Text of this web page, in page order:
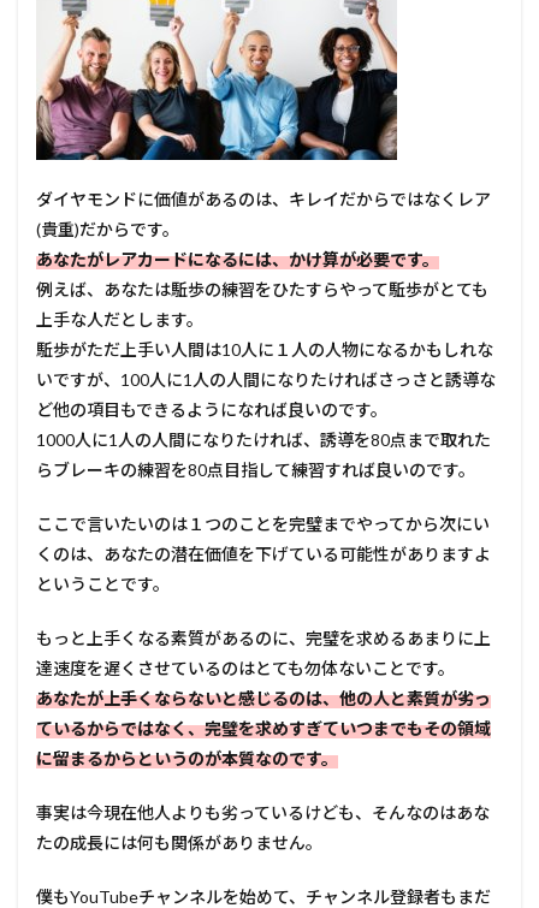
ダイヤモンドに価値があるのは、キレイだからではなくレア
(貴重)だからです。
あなたがレアカードになるには、かけ算が必要です。
例えば、あなたは駈歩の練習をひたすらやって駈歩がとても
上手な人だとします。
駈歩がただ上手い人間は10人に１人の人物になるかもしれな
いですが、100人に1人の人間になりたければさっさと誘導な
ど他の項目もできるようになれば良いのです。
1000人に1人の人間になりたければ、誘導を80点まで取れた
らブレーキの練習を80点目指して練習すれば良いのです。
ここで言いたいのは１つのことを完璧までやってから次にい
くのは、あなたの潜在価値を下げている可能性がありますよ
ということです。
もっと上手くなる素質があるのに、完璧を求めるあまりに上
達速度を遅くさせているのはとても勿体ないことです。
あなたが上手くならないと感じるのは、他の人と素質が劣っ
ているからではなく、完璧を求めすぎていつまでもその領域
に留まるからというのが本質なのです。
事実は今現在他人よりも劣っているけども、そんなのはあな
たの成長には何も関係がありません。
僕もYouTubeチャンネルを始めて、チャンネル登録者もまだ